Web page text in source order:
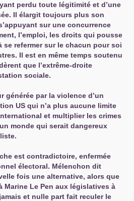
perdu toute légitimité et d’une
Il élargit toujours plus son
sur une concurrence
l’emploi, les droits qui pousse
se refermer sur le chacun pour soi
Il est en même temps soutenu
que l’extrême-droite
sociale.
générée par la violence d’un
US qui n’a plus aucune limite
et multiplier les crimes
monde qui serait dangereux
est contradictoire, enfermée
électoral. Mélenchon dit
fois une alternative, alors que
Marine Le Pen aux législatives à
et nulle part fait reculer le